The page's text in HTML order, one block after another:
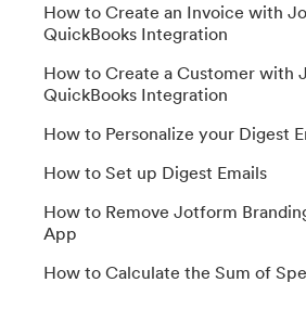
How to Create an Invoice with
QuickBooks Integration
How to Create a Customer with
QuickBooks Integration
How to Personalize your Digest
How to Set up Digest Emails
How to Remove Jotform
App
How to Calculate the Sum of